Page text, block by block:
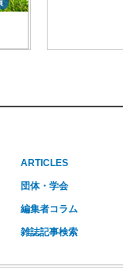
ARTICLES
団体・学会
編集者コラム
雑誌記事検索